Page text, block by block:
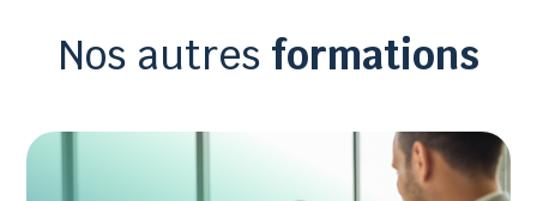
Nos autres formations